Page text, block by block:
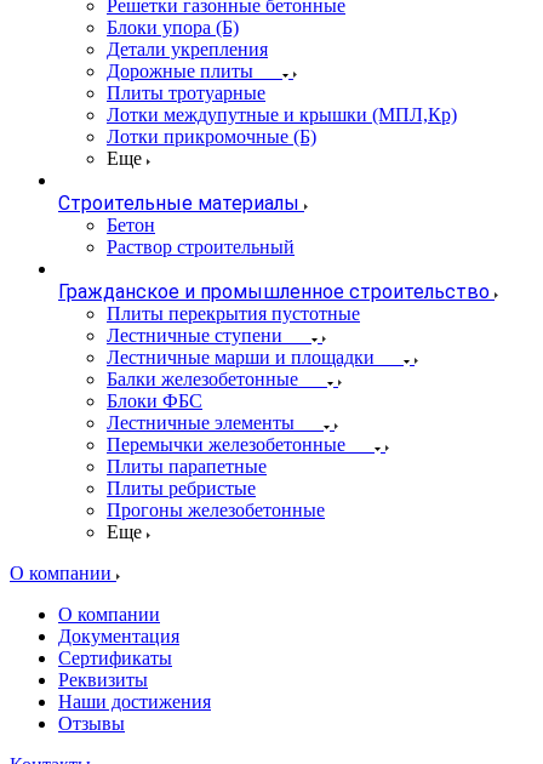
Решетки газонные бетонные
Блоки упора (Б)
Детали укрепления
Дорожные плиты
Плиты тротуарные
Лотки междупутные и крышки (МПЛ,Кр)
Лотки прикромочные (Б)
Еще
Строительные материалы
Бетон
Раствор строительный
Гражданское и промышленное строительство
Плиты перекрытия пустотные
Лестничные ступени
Лестничные марши и площадки
Балки железобетонные
Блоки ФБС
Лестничные элементы
Перемычки железобетонные
Плиты парапетные
Плиты ребристые
Прогоны железобетонные
Еще
О компании
О компании
Документация
Сертификаты
Реквизиты
Наши достижения
Отзывы